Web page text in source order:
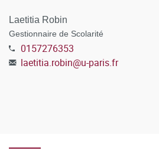
Exemples d'emplois : chargé.e
des médias ; enseignant.e ;
; artiste dramatique ; assistant.e
audiovisuelle ; rédacteur.trice en
Laetitia Robin
Gestionnaire de Scolarité
0157276353
laetitia.robin@u-paris.fr